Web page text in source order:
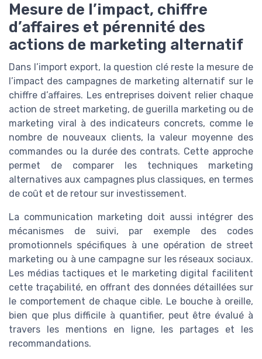
Mesure de l’impact, chiffre
d’affaires et pérennité des
actions de marketing alternatif
Dans l’import export, la question clé reste la mesure de
l’impact des campagnes de marketing alternatif sur le
chiffre d’affaires. Les entreprises doivent relier chaque
action de street marketing, de guerilla marketing ou de
marketing viral à des indicateurs concrets, comme le
nombre de nouveaux clients, la valeur moyenne des
commandes ou la durée des contrats. Cette approche
permet de comparer les techniques marketing
alternatives aux campagnes plus classiques, en termes
de coût et de retour sur investissement.
La communication marketing doit aussi intégrer des
mécanismes de suivi, par exemple des codes
promotionnels spécifiques à une opération de street
marketing ou à une campagne sur les réseaux sociaux.
Les médias tactiques et le marketing digital facilitent
cette traçabilité, en offrant des données détaillées sur
le comportement de chaque cible. Le bouche à oreille,
bien que plus difficile à quantifier, peut être évalué à
travers les mentions en ligne, les partages et les
recommandations.